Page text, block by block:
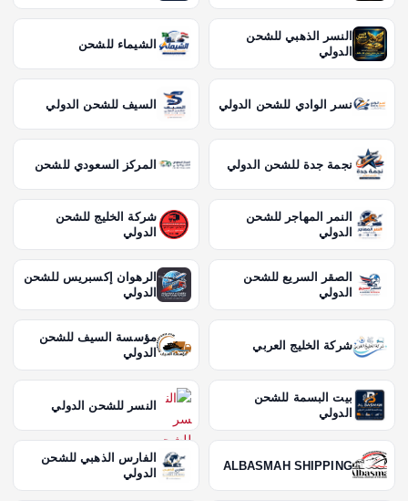
النسر الذهبي للشحن
الدولي
الشيماء للشحن
نسر الوادي للشحن الدولي السيف للشحن الدولي
نجمة جدة للشحن الدولي المركز السعودي للشحن
النمر المهاجر للشحن
الدولي
شركة الخليج للشحن
الدولي
الصقر السريع للشحن
الدولي
الرهوان إكسبريس للشحن
الدولي
شركة الخليج العربي
مؤسسة السيف للشحن
الدولي
بيت البسمة للشحن
الدولي
النسر للشحن الدولي
ALBASMAH SHIPPING
الفارس الذهبي للشحن
الدولي